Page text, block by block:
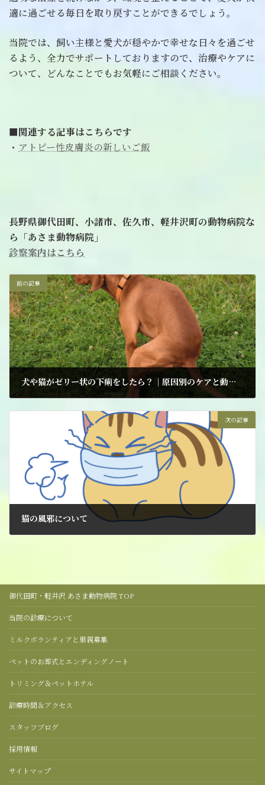
適に過ごせる毎日を取り戻すことができるでしょう。
当院では、飼い主様と愛犬が穏やかで幸せな日々を過ごせ
るよう、全力でサポートしておりますので、治療やケアに
ついて、どんなことでもお気軽にご相談ください。
■関連する記事はこちらです
・ アトピー性皮膚炎の新しいご飯
長野県御代田町、小諸市、佐久市、軽井沢町の動物病院な
ら「あさま動物病院」
診察案内はこちら
前の記事
犬や猫がゼリー状の下痢をしたら？｜原因別のケアと動物病院に行くべきタイミング
2025年4月17日
次の記事
猫の風邪について
2025年5月30日
御代田町・軽井沢 あさま動物病院 TOP
当院の診療について
ミルクボランティアと里親募集
ペットのお葬式とエンディングノート
トリミング＆ペットホテル
診療時間＆アクセス
スタッフブログ
採用情報
サイトマップ